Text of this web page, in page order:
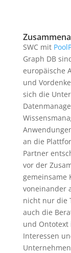
SWC mit
Graph DB
europäische
und
sich die
an die
Partner
vor der
gemeinsame
voneinander
nicht nur die
auch die
und Ontotext
Interessen